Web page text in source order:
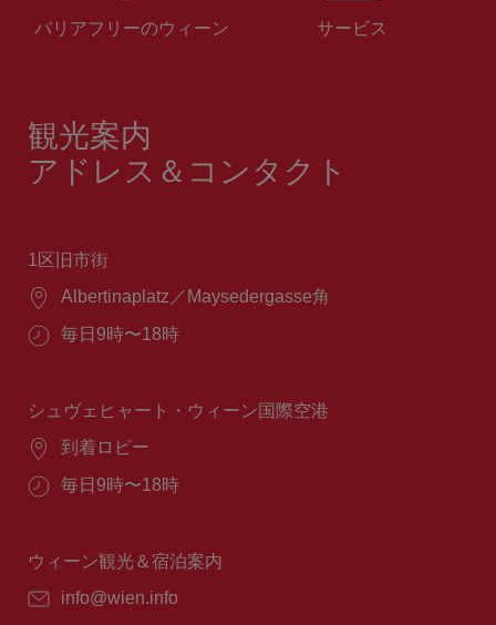
バリアフリーのウィーン サービス
観光案内
アドレス＆コンタクト
1区旧市街
場
Albertinaplatz／Maysedergasse角
営
間：
毎日9時〜18時
シュヴェヒャート・ウィーン国際空港
場
到着ロビー
営
間：
毎日9時〜18時
ウィーン観光＆宿泊案内
E
info@wien.info